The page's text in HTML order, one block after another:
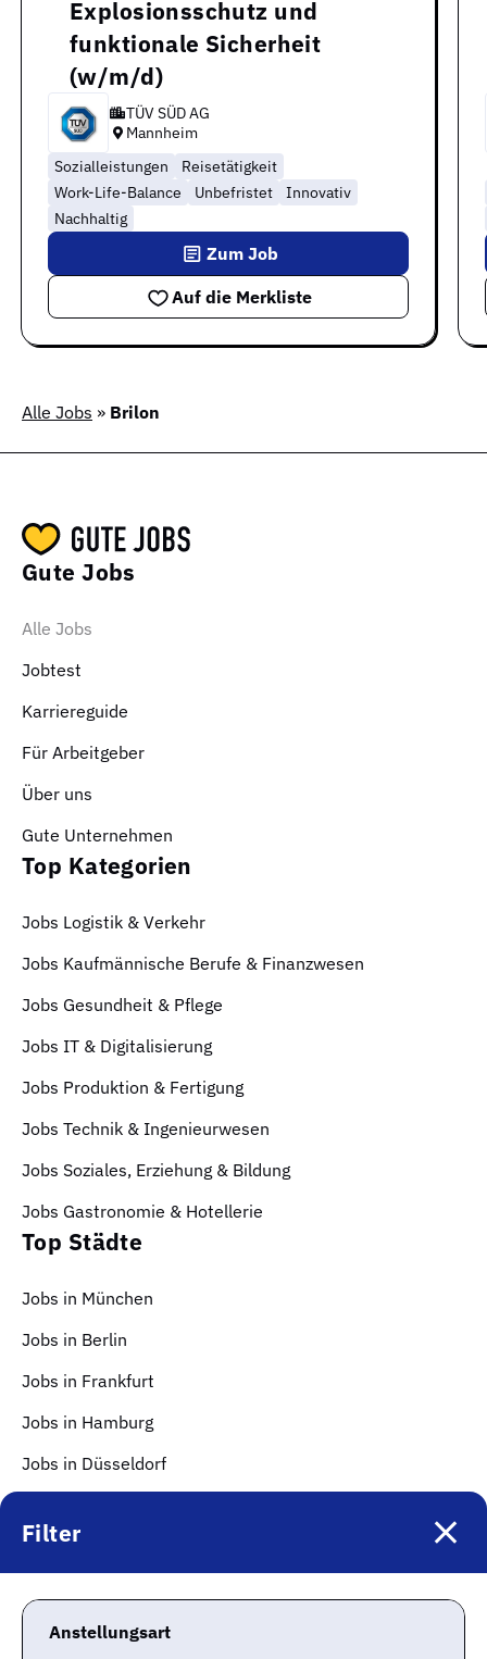
Filter
Anstellungsart
Explosionsschutz und
funktionale Sicherheit
(w/m/d)
TÜV SÜD AG
Mannheim
Sozialleistungen
Reisetätigkeit
Work-Life-Balance
Unbefristet
Innovativ
Nachhaltig
Auf die Merkliste
Zum Job
Alle Jobs » Brilon
Gute Jobs
Alle Jobs
Jobtest
Karriereguide
Für Arbeitgeber
Über uns
Gute Unternehmen
Top Kategorien
Jobs Logistik & Verkehr
Jobs Kaufmännische Berufe & Finanzwesen
Jobs Gesundheit & Pflege
Jobs IT & Digitalisierung
Jobs Produktion & Fertigung
Jobs Technik & Ingenieurwesen
Jobs Soziales, Erziehung & Bildung
Jobs Gastronomie & Hotellerie
Top Städte
Jobs in München
Jobs in Berlin
Jobs in Frankfurt
Jobs in Hamburg
Jobs in Düsseldorf
Jobs in Stuttgart
Mehr Infos